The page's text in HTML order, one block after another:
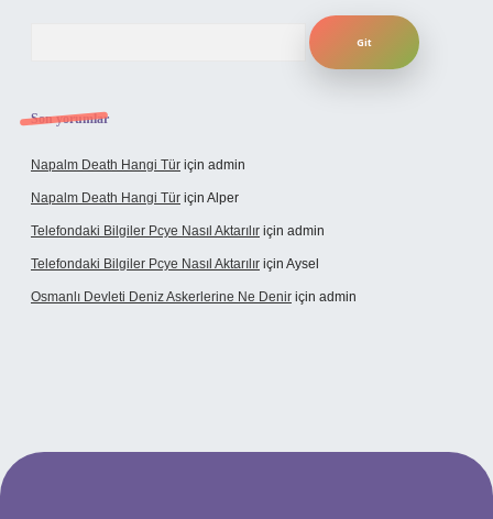
Son yorumlar
Napalm Death Hangi Tür için admin
Napalm Death Hangi Tür için Alper
Telefondaki Bilgiler Pcye Nasıl Aktarılır için admin
Telefondaki Bilgiler Pcye Nasıl Aktarılır için Aysel
Osmanlı Devleti Deniz Askerlerine Ne Denir için admin
giriş